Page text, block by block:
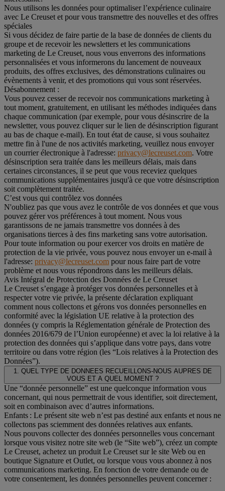
Nous utilisons les données pour optimaliser l’expérience culinaire
avec Le Creuset et pour vous transmettre des nouvelles et des offres
spéciales
Si vous décidez de faire partie de la base de données de clients du
groupe et de recevoir les newsletters et les communications
marketing de Le Creuset, nous vous enverrons des informations
personnalisées et vous informerons du lancement de nouveaux
produits, des offres exclusives, des démonstrations culinaires ou
évènements à venir, et des promotions qui vous sont réservées.
Désabonnement :
Vous pouvez cesser de recevoir nos communications marketing à
tout moment, gratuitement, en utilisant les méthodes indiquées dans
chaque communication (par exemple, pour vous désinscrire de la
newsletter, vous pouvez cliquer sur le lien de désinscription figurant
au bas de chaque e-mail). En tout état de cause, si vous souhaitez
mettre fin à l'une de nos activités marketing, veuillez nous envoyer
un courrier électronique à l'adresse: privacy@lecreuset.com. Votre
désinscription sera traitée dans les meilleurs délais, mais dans
certaines circonstances, il se peut que vous receviez quelques
communications supplémentaires jusqu'à ce que votre désinscription
soit complètement traitée.
C’est vous qui contrôlez vos données
N'oubliez pas que vous avez le contrôle de vos données et que vous
pouvez gérer vos préférences à tout moment. Nous vous
garantissons de ne jamais transmettre vos données à des
organisations tierces à des fins marketing sans votre autorisation.
Pour toute information ou pour exercer vos droits en matière de
protection de la vie privée, vous pouvez nous envoyer un e-mail à
l'adresse: privacy@lecreuset.com pour nous faire part de votre
problème et nous vous répondrons dans les meilleurs délais.
Avis Intégral de Protection des Données de Le Creuset
Le Creuset s’engage à protéger vos données personnelles et à
respecter votre vie privée, la présente déclaration expliquant
comment nous collectons et gérons vos données personnelles en
conformité avec la législation UE relative à la protection des
données (y compris la Réglementation générale de Protection des
données 2016/679 de l’Union européenne) et avec la loi relative à la
protection des données qui s’applique dans votre pays, dans votre
territoire ou dans votre région (les “Lois relatives à la Protection des
Données”).
1. QUEL TYPE DE DONNEES RECUEILLONS-NOUS AUPRES DE
VOUS ET A QUEL MOMENT ?
Une “donnée personnelle” est une quelconque information vous
concernant, qui nous permettrait de vous identifier, soit directement,
soit en combinaison avec d’autres informations.
Enfants : Le présent site web n’est pas destiné aux enfants et nous ne
collectons pas sciemment des données relatives aux enfants.
Nous pouvons collecter des données personnelles vous concernant
lorsque vous visitez notre site web (le “Site web”), créez un compte
Le Creuset, achetez un produit Le Creuset sur le site Web ou en
boutique Signature et Outlet, ou lorsque vous vous abonnez à nos
communications marketing. En fonction de votre demande ou de
votre consentement, les données personnelles peuvent concerner :